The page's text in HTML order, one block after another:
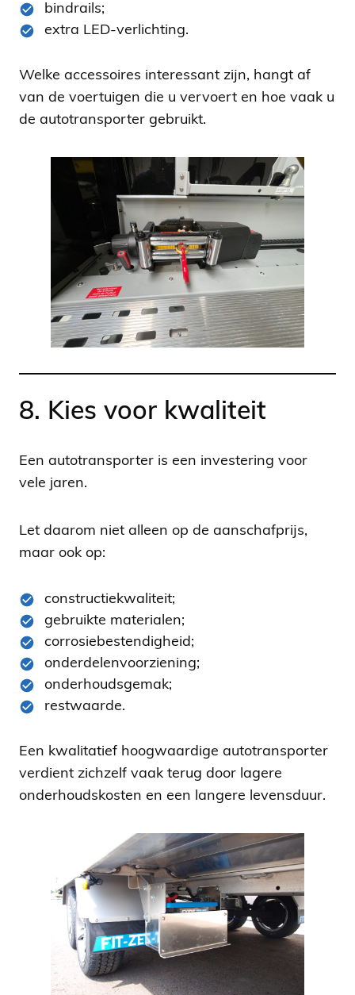
bindrails;
extra LED-verlichting.
Welke accessoires interessant zijn, hangt af
van de voertuigen die u vervoert en hoe vaak u
de autotransporter gebruikt.
8. Kies voor kwaliteit
Een autotransporter is een investering voor
vele jaren.
Let daarom niet alleen op de aanschafprijs,
maar ook op:
constructiekwaliteit;
gebruikte materialen;
corrosiebestendigheid;
onderdelenvoorziening;
onderhoudsgemak;
restwaarde.
Een kwalitatief hoogwaardige autotransporter
verdient zichzelf vaak terug door lagere
onderhoudskosten en een langere levensduur.